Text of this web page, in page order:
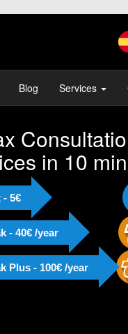
Blog Services
in 10
- 5€
- 40€ /year
Plus - 100€ /year
"Muy contento
Josep en todo
Alejandro Aguilar